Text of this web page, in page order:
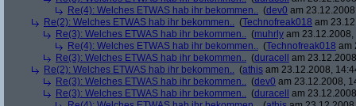
Re(4): Welches ETWAS hab ihr bekommen.. (dev0 am
Re(2): Welches ETWAS hab ihr bekommen.. (Technofreak018 am
Re(3): Welches ETWAS hab ihr bekommen.. (muhrly am
Re(4): Welches ETWAS hab ihr bekommen.. (Technofreak018 am
Re(3): Welches ETWAS hab ihr bekommen.. (duracell
am
Re(2): Welches ETWAS hab ihr bekommen.. (athis am 23.12.2008,
Re(3): Welches ETWAS hab ihr bekommen.. (dev0 am 23.12.2008,
Re(3): Welches ETWAS hab ihr bekommen.. (duracell
am